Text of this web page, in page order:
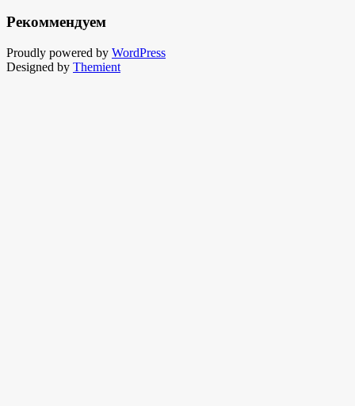
Рекоммендуем
Proudly powered by WordPress
Designed by Themient